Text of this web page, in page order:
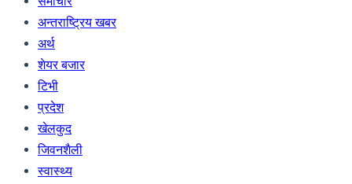
अन्तराष्ट्रिय खबर
अर्थ
शेयर बजार
टिभी
प्रदेश
खेलकुद
जिवनशैली
स्वास्थ्य